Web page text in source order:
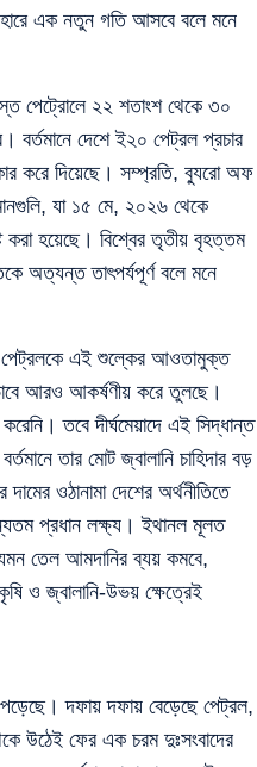
এক নতুন গতি আসবে বলে মনে
পেট্রোলে ২২ শতাংশ থেকে ৩০
বর্তমানে দেশে ই২০ পেট্রল প্রচার
করে দিয়েছে। সম্প্রতি, ব্যুরো অফ
যা ১৫ মে, ২০২৬ থেকে
করা হয়েছে। বিশ্বের তৃতীয় বৃহত্তম
অত্যন্ত তাৎপর্যপূর্ণ বলে মনে
পেট্রলকে এই শুল্কের আওতামুক্ত
আরও আকর্ষণীয় করে তুলছে।
তবে দীর্ঘমেয়াদে এই সিদ্ধান্ত
তার মোট জ্বালানি চাহিদার বড়
ওঠানামা দেশের অর্থনীতিতে
প্রধান লক্ষ্য। ইথানল মূলত
তেল আমদানির ব্যয় কমবে,
ও জ্বালানি-উভয় ক্ষেত্রেই
দফায় দফায় বেড়েছে পেট্রল,
উঠেই ফের এক চরম দুঃসংবাদের